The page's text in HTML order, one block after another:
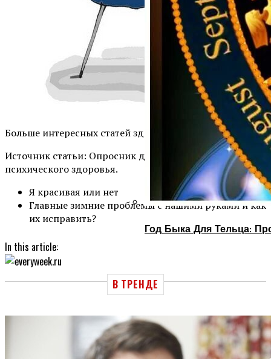
Год Быка Для Тельца:
Больше интересных статей здесь: Красота и здоровье.
Источник статьи: Опросник для проверки
психического здоровья.
Я красивая или нет
Главные зимние проблемы с нашими руками и как
их исправить?
In this article:
В ТРЕНДЕ